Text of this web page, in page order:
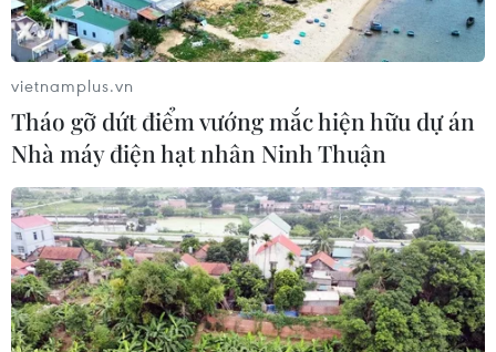
TIN CÙNG CHUYÊN MỤC
Cuộc tìm kiếm và vá lại những 'trái
tim lỗi '
Hà Nội cảnh báo về việc sử dụng tế
bào gốc trong khám chữa bệnh, làm
đẹp
vietnamplus.vn
Tháo gỡ dứt điểm vướng mắc hiện hữu dự án
Nhà máy điện hạt nhân Ninh Thuận